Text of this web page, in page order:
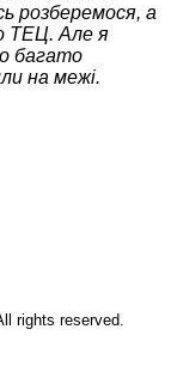
розберемося, а
ТЕЦ. Але я
багато
на межі.
rights reserved.